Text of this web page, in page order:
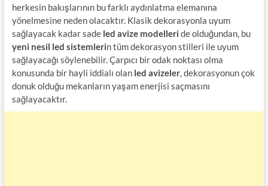
herkesin bakışlarının bu farklı aydınlatma elemanına
yönelmesine neden olacaktır. Klasik dekorasyonla uyum
sağlayacak kadar sade led avize modelleri de olduğundan, bu
yeni nesil led sistemlerin tüm dekorasyon stilleri ile uyum
sağlayacağı söylenebilir. Çarpıcı bir odak noktası olma
konusunda bir hayli iddialı olan led avizeler, dekorasyonun çok
donuk olduğu mekanların yaşam enerjisi saçmasını
sağlayacaktır.